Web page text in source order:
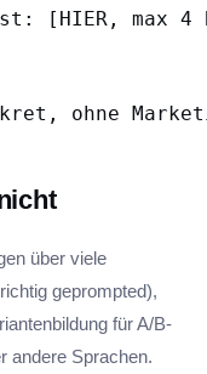
[HIER, max
über viele
geprompted),
für A/B-
andere Sprachen.